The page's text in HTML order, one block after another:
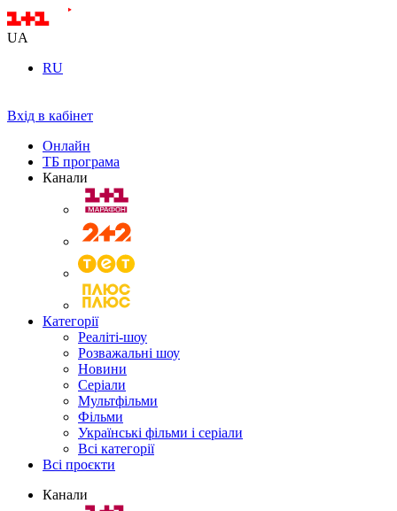
UA
RU
Вхід в кабінет
Онлайн
ТБ програма
Канали
Категорії
Реаліті-шоу
Розважальні шоу
Новини
Серіали
Мультфільми
Фільми
Українські фільми і серіали
Всі категорії
Всі проєкти
Канали